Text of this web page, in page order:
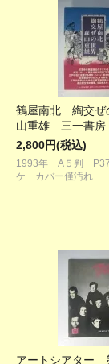
鶴屋南北 綯交
山重雄 三一書房
2,800円(税込)
1993年 A５判
ケ カバー僅汚れ
アートシアター